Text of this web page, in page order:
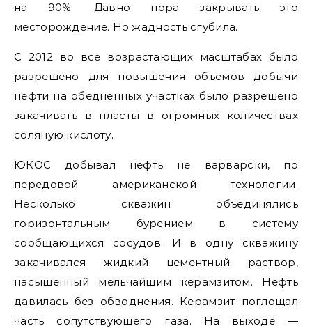
на 90%. Давно пора закрывать это
месторождение. Но жадность сгубила.
С 2012 во все возрастающих масштабах было
разрешено для повышения объемов добычи
нефти на обедненных участках было разрешено
закачивать в пласты в огромных количествах
соляную кислоту.
ЮКОС добывал нефть не варварски, по
передовой американской технологии.
Несколько скважин объединялись
горизонтальным бурением в систему
сообщающихся сосудов. И в одну скважину
закачивался жидкий цементный раствор,
насыщенный мельчайшим керамзитом. Нефть
давилась без обводнения. Керамзит поглощал
часть сопутствующего газа. На выходе —